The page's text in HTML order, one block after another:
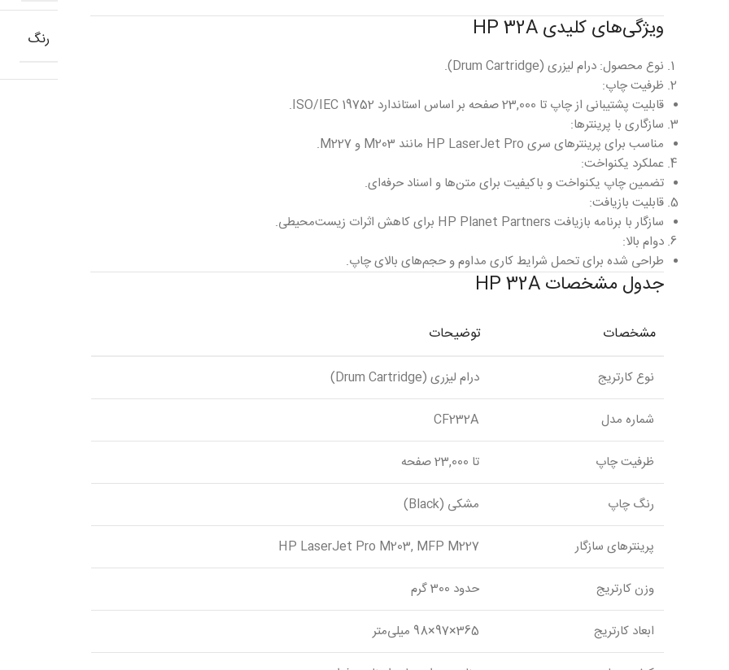
ویژگی‌های کلیدی HP 32A
نوع محصول: درام لیزری (Drum Cartridge).
ظرفیت چاپ:
قابلیت پشتیبانی از چاپ تا 23,000 صفحه بر اساس استاندارد ISO/IEC 19752.
سازگاری با پرینترها:
مناسب برای پرینترهای سری HP LaserJet Pro مانند M203 و M227.
عملکرد یکنواخت:
تضمین چاپ یکنواخت و باکیفیت برای متن‌ها و اسناد حرفه‌ای.
قابلیت بازیافت:
سازگار با برنامه بازیافت HP Planet Partners برای کاهش اثرات زیست‌محیطی.
دوام بالا:
طراحی شده برای تحمل شرایط کاری مداوم و حجم‌های بالای چاپ.
جدول مشخصات HP 32A
مشخصات توضیحات
نوع کارتریج درام لیزری (Drum Cartridge)
شماره مدل CF232A
ظرفیت چاپ تا 23,000 صفحه
رنگ چاپ مشکی (Black)
پرینترهای سازگار HP LaserJet Pro M203, MFP M227
وزن کارتریج حدود 300 گرم
ابعاد کارتریج 365×97×98 میلی‌متر
رنگ